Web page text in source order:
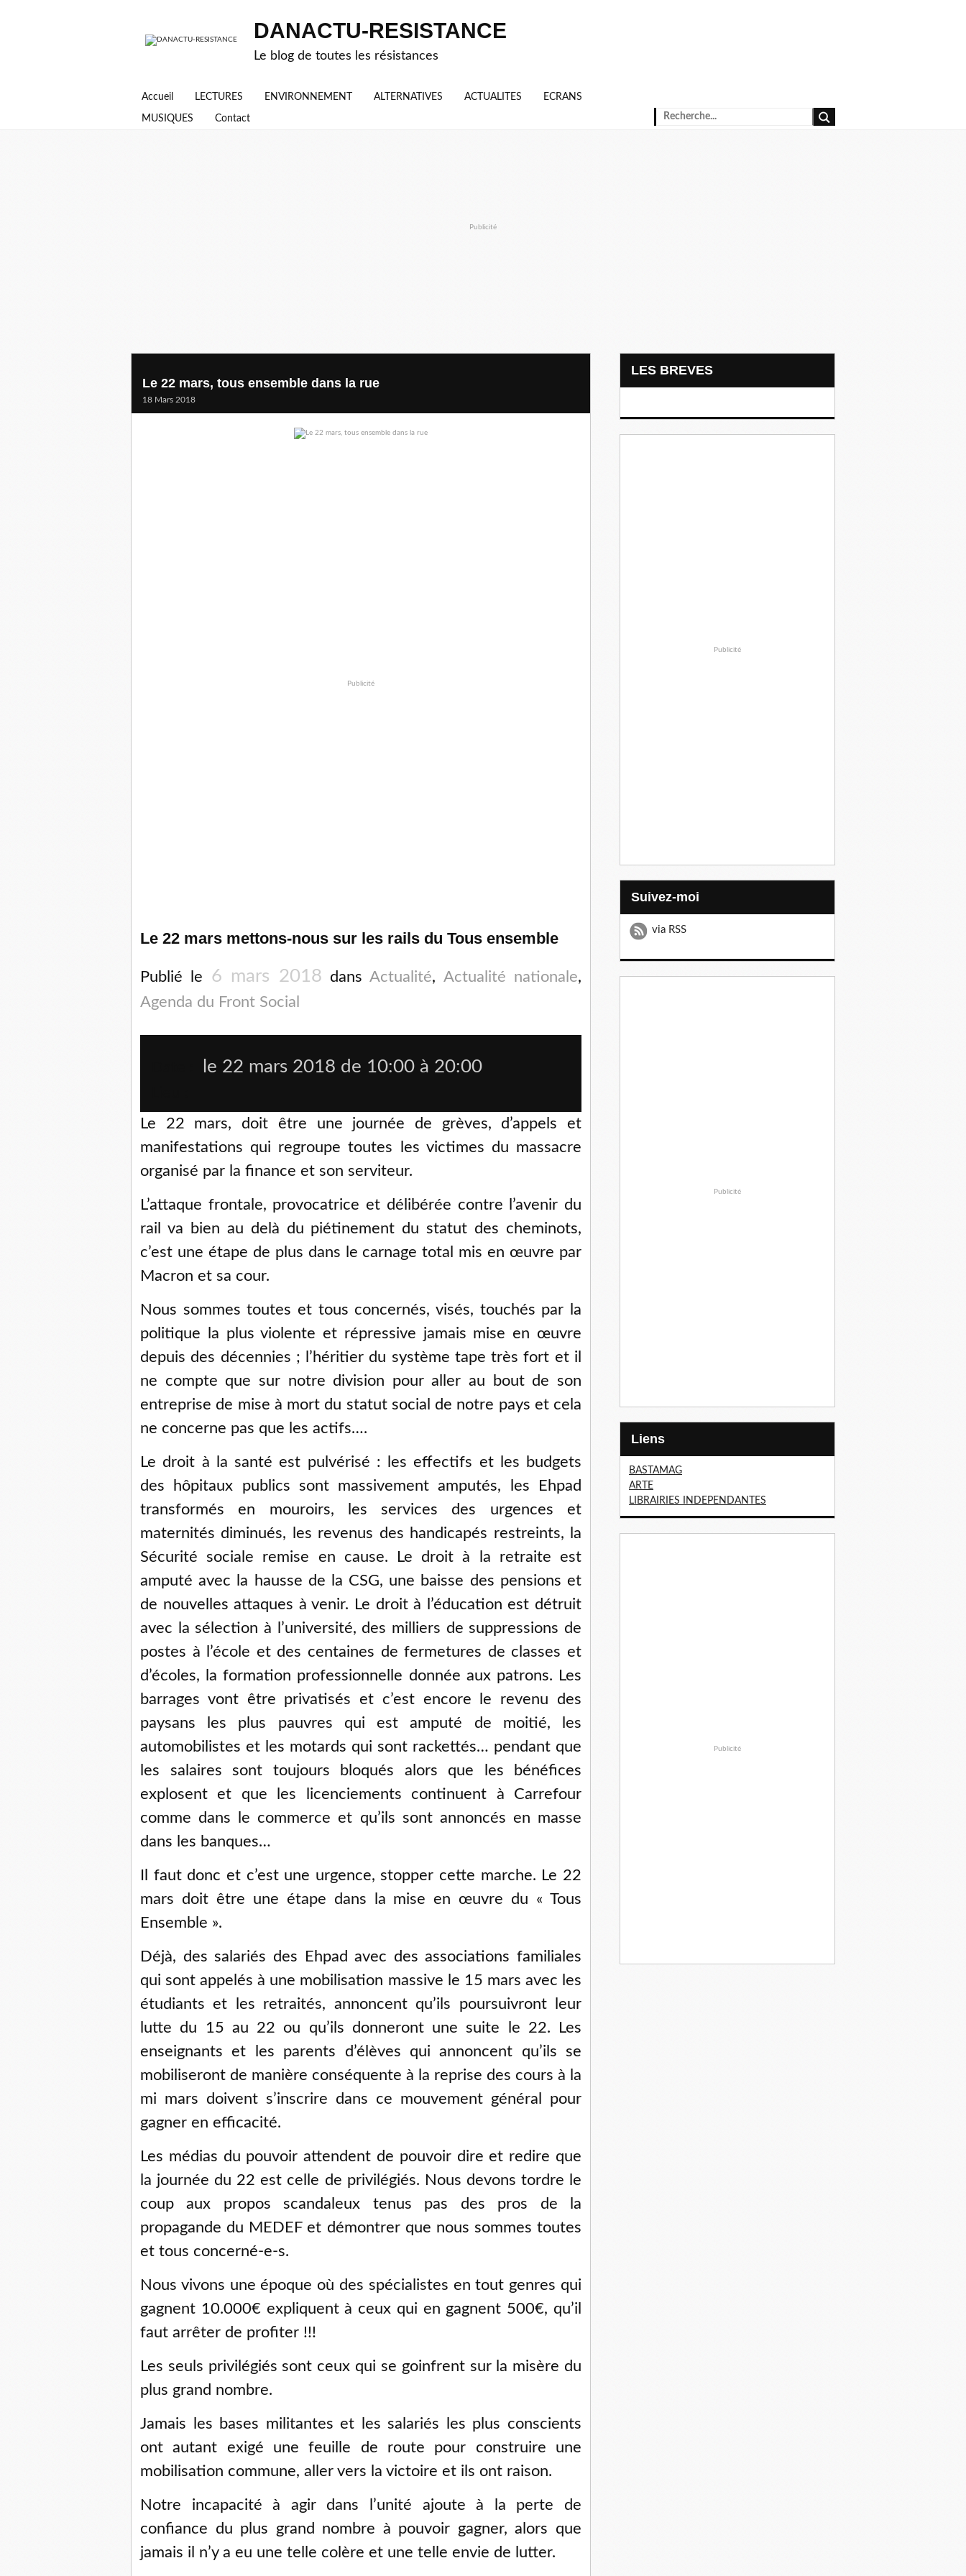
DANACTU-RESISTANCE
Le blog de toutes les résistances
Accueil LECTURES ENVIRONNEMENT ALTERNATIVES ACTUALITES ECRANS
MUSIQUES Contact
Publicité
Le 22 mars, tous ensemble dans la rue
18 Mars 2018
Publicité
Le 22 mars mettons-nous sur les rails du Tous ensemble
Publié le 6 mars 2018 dansActualité, Actualité nationale,
Agenda du Front Social
le 22 mars 2018 de 10:00 à 20:00
Le 22 mars, doit être une journée de grèves, d’appels et
manifestations qui regroupe toutes les victimes du massacre
organisé par la finance et son serviteur.
L’attaque frontale, provocatrice et délibérée contre l’avenir du
rail va bien au delà du piétinement du statut des cheminots,
c’est une étape de plus dans le carnage total mis en œuvre par
Macron et sa cour.
Nous sommes toutes et tous concernés, visés, touchés par la
politique la plus violente et répressive jamais mise en œuvre
depuis des décennies ; l’héritier du système tape très fort et il
ne compte que sur notre division pour aller au bout de son
entreprise de mise à mort du statut social de notre pays et cela
ne concerne pas que les actifs….
Le droit à la santé est pulvérisé : les effectifs et les budgets
des hôpitaux publics sont massivement amputés, les Ehpad
transformés en mouroirs, les services des urgences et
maternités diminués, les revenus des handicapés restreints, la
Sécurité sociale remise en cause. Le droit à la retraite est
amputé avec la hausse de la CSG, une baisse des pensions et
de nouvelles attaques à venir. Le droit à l’éducation est détruit
avec la sélection à l’université, des milliers de suppressions de
postes à l’école et des centaines de fermetures de classes et
d’écoles, la formation professionnelle donnée aux patrons. Les
barrages vont être privatisés et c’est encore le revenu des
paysans les plus pauvres qui est amputé de moitié, les
automobilistes et les motards qui sont rackettés… pendant que
les salaires sont toujours bloqués alors que les bénéfices
explosent et que les licenciements continuent à Carrefour
comme dans le commerce et qu’ils sont annoncés en masse
dans les banques…
Il faut donc et c’est une urgence, stopper cette marche. Le 22
mars doit être une étape dans la mise en œuvre du « Tous
Ensemble ».
Déjà, des salariés des Ehpad avec des associations familiales
qui sont appelés à une mobilisation massive le 15 mars avec les
étudiants et les retraités, annoncent qu’ils poursuivront leur
lutte du 15 au 22 ou qu’ils donneront une suite le 22. Les
enseignants et les parents d’élèves qui annoncent qu’ils se
mobiliseront de manière conséquente à la reprise des cours à la
mi mars doivent s’inscrire dans ce mouvement général pour
gagner en efficacité.
Les médias du pouvoir attendent de pouvoir dire et redire que
la journée du 22 est celle de privilégiés. Nous devons tordre le
coup aux propos scandaleux tenus pas des pros de la
propagande du MEDEF et démontrer que nous sommes toutes
et tous concerné-e-s.
Nous vivons une époque où des spécialistes en tout genres qui
gagnent 10.000€ expliquent à ceux qui en gagnent 500€, qu’il
faut arrêter de profiter !!!
Les seuls privilégiés sont ceux qui se goinfrent sur la misère du
plus grand nombre.
Jamais les bases militantes et les salariés les plus conscients
ont autant exigé une feuille de route pour construire une
mobilisation commune, aller vers la victoire et ils ont raison.
Notre incapacité à agir dans l’unité ajoute à la perte de
confiance du plus grand nombre à pouvoir gagner, alors que
jamais il n’y a eu une telle colère et une telle envie de lutter.
LES BREVES
Publicité
Suivez-moi
via RSS
Publicité
Liens
BASTAMAG
ARTE
LIBRAIRIES INDEPENDANTES
Publicité